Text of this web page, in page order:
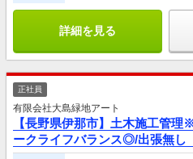
詳細を見る
正社員
有限会社大島緑地アート
【長野県伊那市】土木施工管
ークライフバランス◎/出張無し